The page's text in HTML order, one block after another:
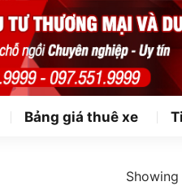
Bảng giá thuê xe